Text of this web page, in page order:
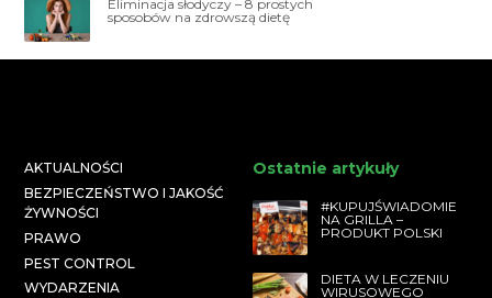
Eliminacja słodyczy – 8 prostych
sposobów na zdrowszą dietę
AKTUALNOŚCI
BEZPIECZEŃSTWO I JAKOŚĆ
ŻYWNOŚCI
PRAWO
PEST CONTROL
WYDARZENIA
Ostatnie artykuły
#KUPUJŚWIADOMIE
NA GRILLA –
PRODUKT POLSKI
DIETA W LECZENIU
WIRUSOWEGO